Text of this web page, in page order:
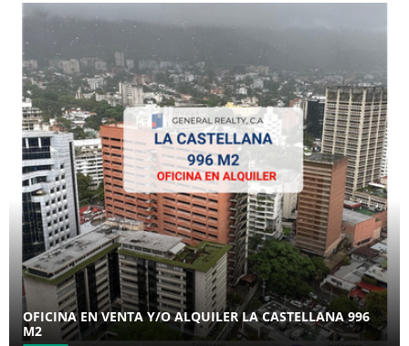
OFICINA EN VENTA Y/O ALQUILER LA CASTELLANA 996
M2